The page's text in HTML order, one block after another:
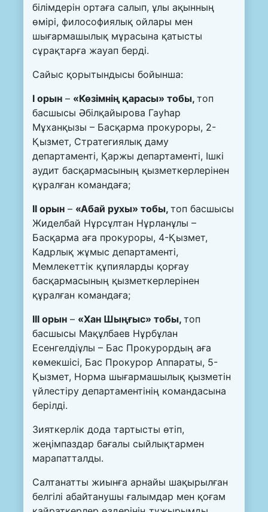
білімдерін ортаға салып, ұлы ақынның
өмірі, философиялық ойлары мен
шығармашылық мұрасына қатысты
сұрақтарға жауап берді.
Сайыс қорытындысы бойынша:
І орын – «Көзімнің қарасы» тобы, топ
басшысы Әбілқайырова Гауһар
Мұханқызы – Басқарма прокуроры, 2-
Қызмет, Стратегиялық даму
департаменті, Қаржы департаменті, Ішкі
аудит басқармасының қызметкерлерінен
құралған командаға;
ІІ орын – «Абай рухы» тобы, топ басшысы
Жиделбай Нұрсұлтан Нұрланұлы –
Басқарма аға прокуроры, 4-Қызмет,
Кадрлық жұмыс департаменті,
Мемлекеттік құпияларды қорғау
басқармасының қызметкерлерінен
құралған командаға;
ІІІ орын – «Хан Шыңғыс» тобы, топ
басшысы Мақұлбаев Нұрбұлан
Есенгелдіұлы – Бас Прокурордың аға
көмекшісі, Бас Прокурор Аппараты, 5-
Қызмет, Норма шығармашылық қызметін
үйлестіру департаментінің командасына
берілді.
Зияткерлік дода тартысты өтіп,
жеңімпаздар бағалы сыйлықтармен
марапатталды.
Салтанатты жиынға арнайы шақырылған
белгілі абайтанушы ғалымдар мен қоғам